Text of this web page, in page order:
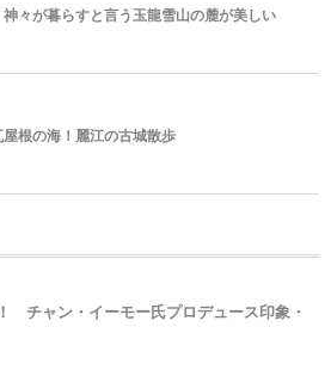
神々が暮らすと言う玉龍雪山の麓が美しい
屋根の海！麗江の古城散歩
チャン・イーモー氏プロデュース印象・